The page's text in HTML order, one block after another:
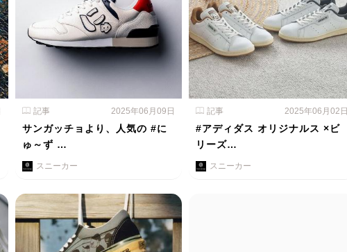
記事 2025年06月09日
サンガッチョより、人気の #に
ゅ～ず …
スニーカー
記事 2025年06月02日
#アディダス オリジナルス ×ビ
リーズ…
スニーカー